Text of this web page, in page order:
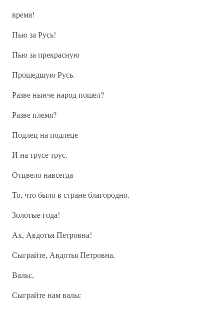
время!
Пью за Русь!
Пью за прекрасную
Прошедшую Русь.
Разве нынче народ пошел?
Разве племя?
Подлец на подлеце
И на трусе трус.
Отцвело навсегда
То, что было в стране благородно.
Золотые года!
Ах, Авдотья Петровна!
Сыграйте, Авдотья Петровна,
Вальс,
Сыграйте нам вальс